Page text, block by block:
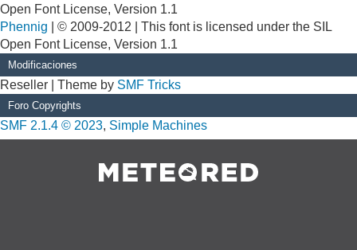
Open Font License, Version 1.1
Phennig | © 2009-2012 | This font is licensed under the SIL
Open Font License, Version 1.1
Modificaciones
Reseller | Theme by SMF Tricks
Foro Copyrights
SMF 2.1.4 © 2023, Simple Machines